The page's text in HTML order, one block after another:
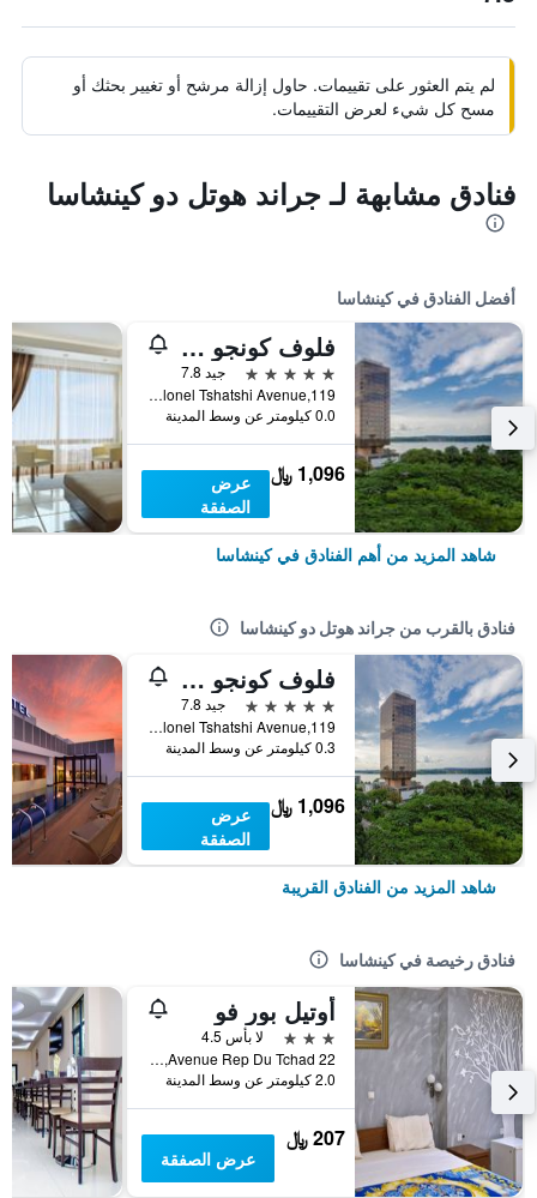
لم يتم العثور على تقييمات. حاول إزالة مرشح أو تغيير بحثك أو
مسح كل شيء لعرض التقييمات.
فنادق مشابهة لـ جراند هوتل دو كينشاسا
أفضل الفنادق في كينشاسا
فلوف كونجو أوتل باي بلازون هوتلز
5 نجوم
جيد 7.8
Colonel Tshatshi Avenue,119, كينشاسا, جمهورية الكونغو الديموقراطية
0.0 كيلومتر عن وسط المدينة
1,096 ﷼
عرض
الصفقة
شاهد المزيد من أهم الفنادق في كينشاسا
فنادق بالقرب من جراند هوتل دو كينشاسا
فلوف كونجو أوتل باي بلازون هوتلز
5 نجوم
جيد 7.8
Colonel Tshatshi Avenue,119, كينشاسا, جمهورية الكونغو الديموقراطية
0.3 كيلومتر عن وسط المدينة
1,096 ﷼
عرض
الصفقة
شاهد المزيد من الفنادق القريبة
فنادق رخيصة في كينشاسا
أوتيل بور فو
3 نجوم
لا بأس 4.5
Avenue Rep Du Tchad 22, كينشاسا, جمهورية الكونغو الديموقراطية
2.0 كيلومتر عن وسط المدينة
207 ﷼
عرض الصفقة